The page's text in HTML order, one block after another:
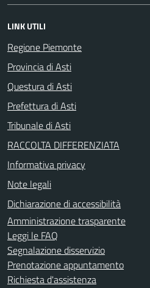
LINK UTILI
Regione Piemonte
Provincia di Asti
Questura di Asti
Prefettura di Asti
Tribunale di Asti
RACCOLTA DIFFERENZIATA
Informativa privacy
Note legali
Dichiarazione di accessibilità
Amministrazione trasparente
Leggi le FAQ
Segnalazione disservizio
Prenotazione appuntamento
Richiesta d'assistenza